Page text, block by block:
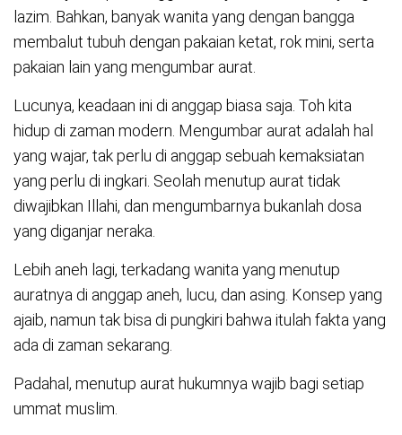
lazim. Bahkan, banyak wanita yang dengan bangga
membalut tubuh dengan pakaian ketat, rok mini, serta
pakaian lain yang mengumbar aurat.
Lucunya, keadaan ini di anggap biasa saja. Toh kita
hidup di zaman modern. Mengumbar aurat adalah hal
yang wajar, tak perlu di anggap sebuah kemaksiatan
yang perlu di ingkari. Seolah menutup aurat tidak
diwajibkan Illahi, dan mengumbarnya bukanlah dosa
yang diganjar neraka.
Lebih aneh lagi, terkadang wanita yang menutup
auratnya di anggap aneh, lucu, dan asing. Konsep yang
ajaib, namun tak bisa di pungkiri bahwa itulah fakta yang
ada di zaman sekarang.
Padahal, menutup aurat hukumnya wajib bagi setiap
ummat muslim.